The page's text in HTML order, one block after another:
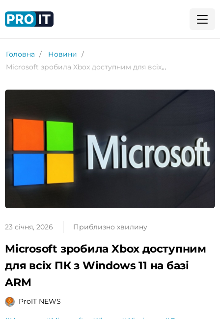
Головна
Новини
Microsoft зробила Xbox доступним для всіх ПК з Windows 11 на базі ARM
23 січня, 2026 Приблизно хвилину
Microsoft зробила Xbox доступним
для всіх ПК з Windows 11 на базі
ARM
ProIT NEWS